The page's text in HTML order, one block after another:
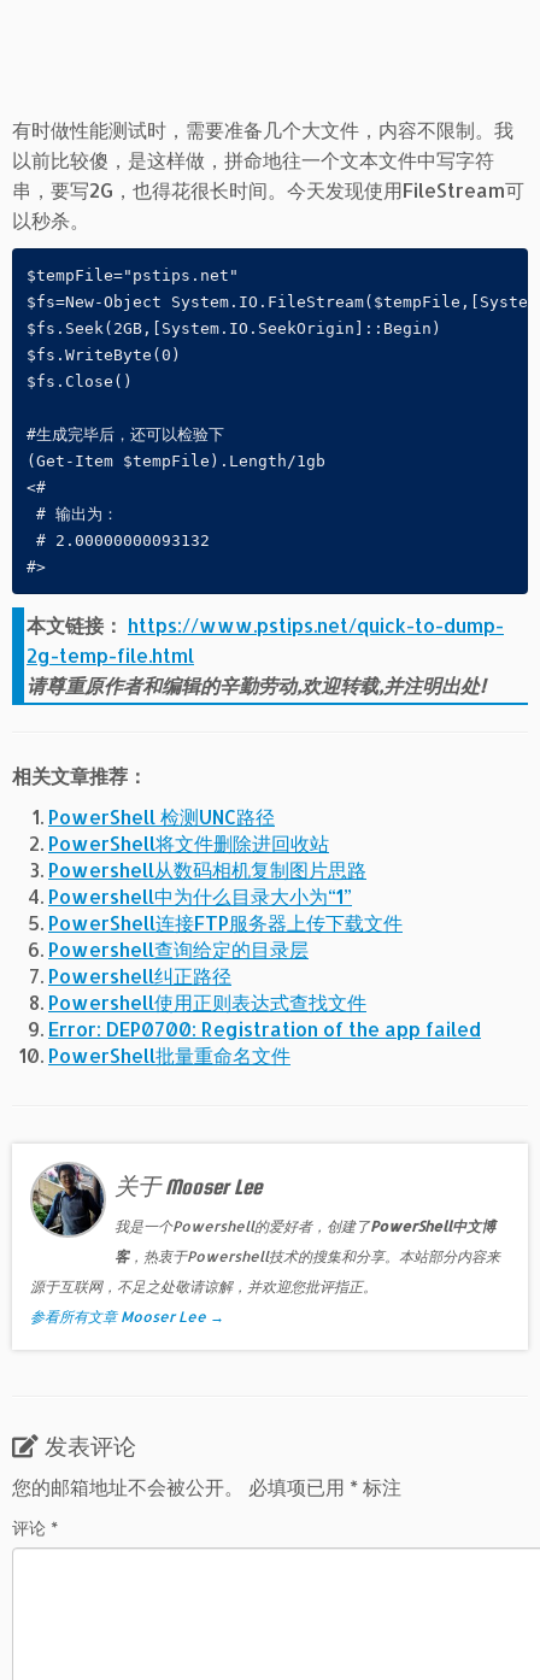
有时做性能测试时，需要准备几个大文件，内容不限制。我
以前比较傻，是这样做，拼命地往一个文本文件中写字符
串，要写2G，也得花很长时间。今天发现使用FileStream可
以秒杀。
$tempFile="pstips.net"
$fs=New-Object
$fs.Seek(2GB,[System.IO.SeekOrigin]::Begin)
$fs.WriteByte(0)
$fs.Close()
#生成完毕后，还可以检验下
(Get-Item $tempFile).Length/1gb
<#
# 输出为：
# 2.00000000093132
#>
本文链接： https://www.pstips.net/quick-to-dump-
2g-temp-file.html
请尊重原作者和编辑的辛勤劳动,欢迎转载,并注明出处!
相关文章推荐：
PowerShell 检测UNC路径
PowerShell将文件删除进回收站
Powershell从数码相机复制图片思路
Powershell中为什么目录大小为“1”
PowerShell连接FTP服务器上传下载文件
Powershell查询给定的目录层
Powershell纠正路径
Powershell使用正则表达式查找文件
Error: DEP0700: Registration of the app failed
PowerShell批量重命名文件
关于 Mooser Lee
我是一个Powershell的爱好者，创建了PowerShell中文博
客，热衷于Powershell技术的搜集和分享。本站部分内容来
源于互联网，不足之处敬请谅解，并欢迎您批评指正。
参看所有文章 Mooser Lee →
发表评论
您的邮箱地址不会被公开。
必填项已用 *标注
评论 *